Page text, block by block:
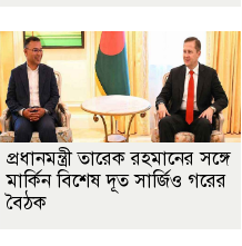
প্রধানমন্ত্রী তারেক রহমানের সঙ্গে
মার্কিন বিশেষ দূত সার্জিও গরের
বৈঠক